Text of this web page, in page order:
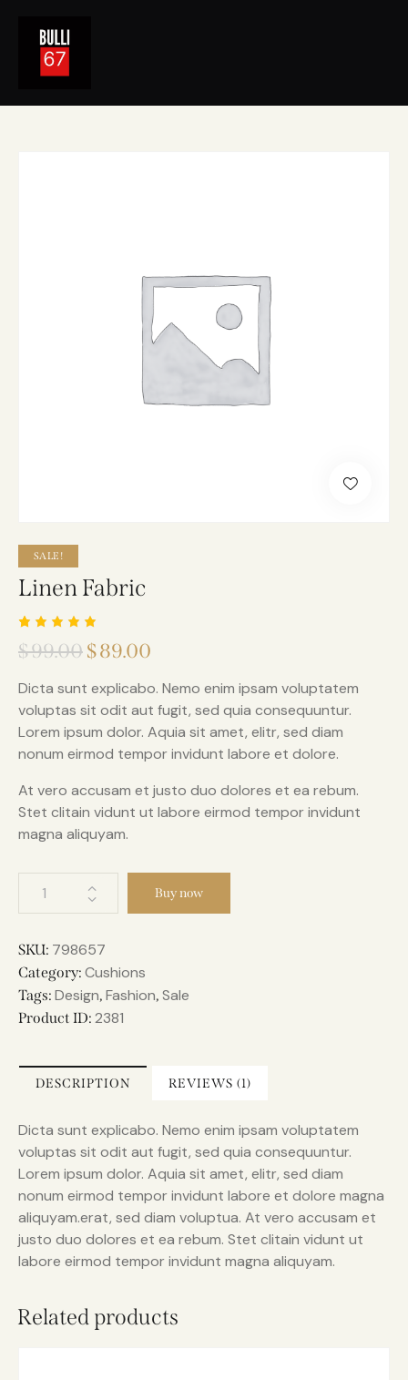
SALE!
Linen Fabric
5.00out
on
custome
r rating
$99.00$89.00
Dicta sunt explicabo. Nemo enim ipsam voluptatem
voluptas sit odit aut fugit, sed quia consequuntur.
Lorem ipsum dolor. Aquia sit amet, elitr, sed diam
nonum eirmod tempor invidunt labore et dolore.
At vero accusam et justo duo dolores et ea rebum.
Stet clitain vidunt ut labore eirmod tempor invidunt
magna aliquyam.
Buy now
SKU: 798657
Category: Cushions
Tags: Design, Fashion, Sale
Product ID: 2381
DESCRIPTION REVIEWS (1)
Dicta sunt explicabo. Nemo enim ipsam voluptatem
voluptas sit odit aut fugit, sed quia consequuntur.
Lorem ipsum dolor. Aquia sit amet, elitr, sed diam
nonum eirmod tempor invidunt labore et dolore magna
aliquyam.erat, sed diam voluptua. At vero accusam et
justo duo dolores et ea rebum. Stet clitain vidunt ut
labore eirmod tempor invidunt magna aliquyam.
Related products